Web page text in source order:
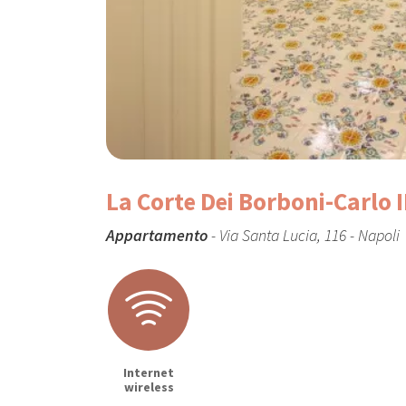
La Corte Dei Borboni-Carlo
Appartamento- Via Santa Lucia, 116 - Napoli
Internet
wireless